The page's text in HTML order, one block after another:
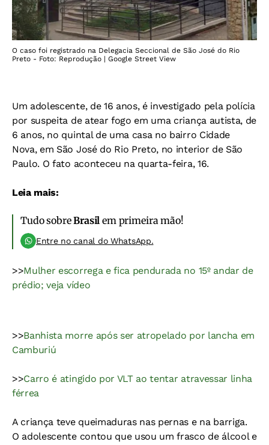
O caso foi registrado na Delegacia Seccional de São José do Rio
Preto - Foto: Reprodução | Google Street View
Um adolescente, de 16 anos, é investigado pela polícia
por suspeita de atear fogo em uma criança autista, de
6 anos, no quintal de uma casa no bairro Cidade
Nova, em São José do Rio Preto, no interior de São
Paulo. O fato aconteceu na quarta-feira, 16.
Leia mais:
Tudo sobreBrasil em primeira mão!
Entre no canal do WhatsApp.
>>Mulher escorrega e fica pendurada no 15º andar de
prédio; veja vídeo
>>Banhista morre após ser atropelado por lancha em
Camburiú
>>Carro é atingido por VLT ao tentar atravessar linha
férrea
A criança teve queimaduras nas pernas e na barriga.
O adolescente contou que usou um frasco de álcool e